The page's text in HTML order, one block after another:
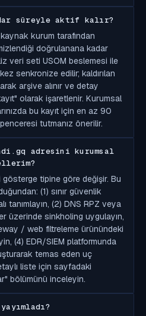
süreyle aktif kalır?
kurum tarafından
doğrulanana kadar
veri seti USOM beslemesi ile
senkronize edilir; kaldırılan
arşive alınır ve detay
olarak işaretlenir. Kurumsal
bu kayıt için en az 90
tutmanız önerilir.
adresini kurumsal
tipine göre değişir. Bu
(1) sınır güvenlik
tanımlayın, (2) DNS RPZ veya
üzerinde sinkholing uygulayın,
/ web filtreleme ürünündeki
(4) EDR/SIEM platformunda
temas eden uç
liste için sayfadaki
bölümünü inceleyin.